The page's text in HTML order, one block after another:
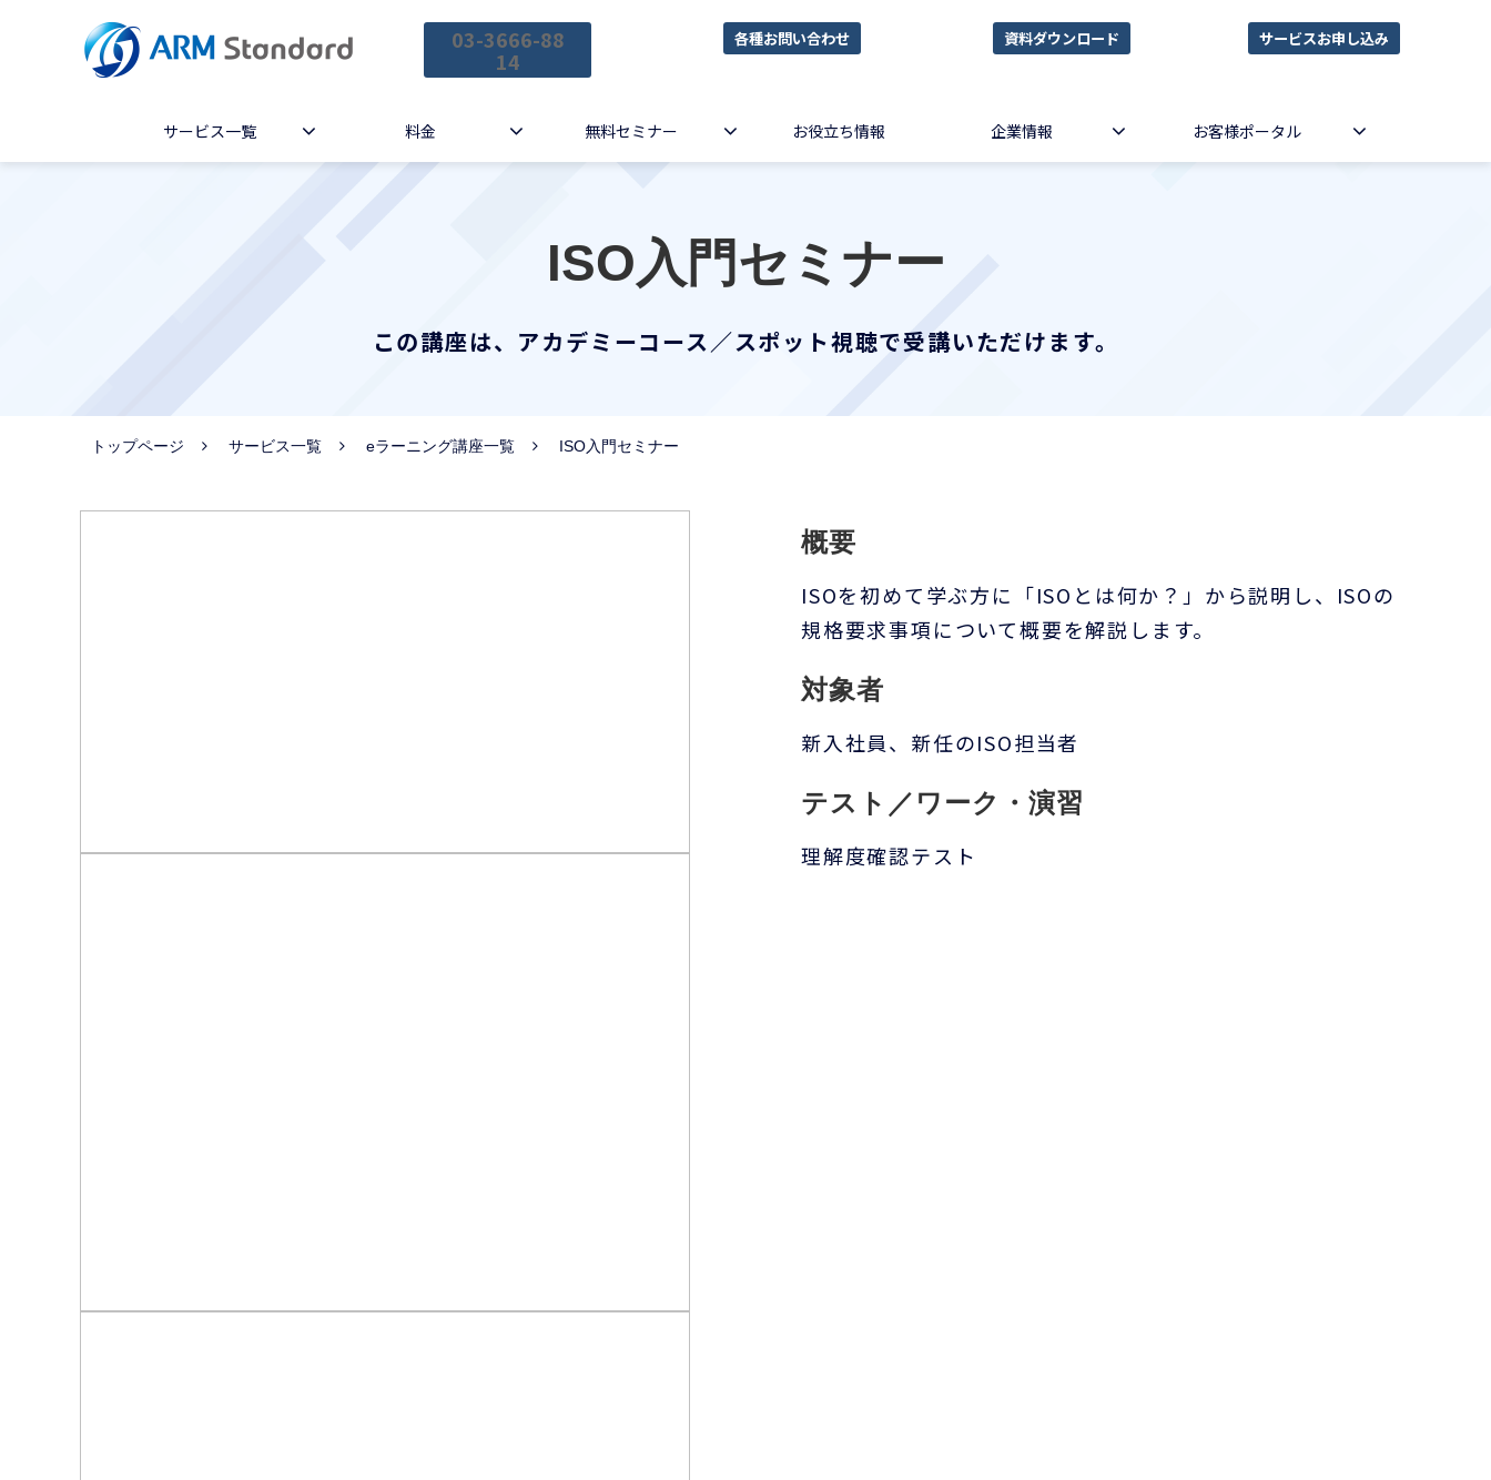
03-3666-88
14
各種お問い合わせ 資料ダウンロード サービスお申し込み
サービス一覧 料金 無料セミナー お役立ち情報 企業情報 お客様ポータル
ISO入門セミナー
この講座は、アカデミーコース／スポット視聴で受講いただけます。
トップページ サービス一覧 eラーニング講座一覧 ISO入門セミナー
概要
ISOを初めて学ぶ方に「ISOとは何か？」から説明し、ISOの
規格要求事項について概要を解説します。
対象者
新入社員、新任のISO担当者
テスト／ワーク・演習
理解度確認テスト